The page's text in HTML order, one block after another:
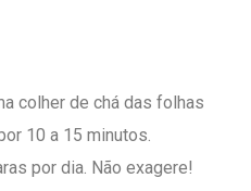
colher de chá das folhas
10 a 15 minutos.
por dia. Não exagere!